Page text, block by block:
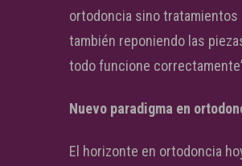
ortodoncia sino tratamientos
también reponiendo las
todo funcione
Nuevo paradigma en
El horizonte en ortodoncia